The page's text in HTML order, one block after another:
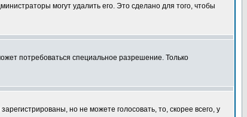
могут удалить его. Это сделано для того, чтобы
потребоваться специальное разрешение. Только
но не можете голосовать, то, скорее всего, у